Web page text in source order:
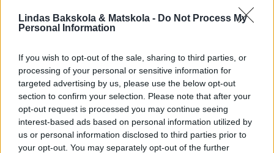
Lindas Bakskola & Matskola - Do Not Process My
Personal Information
If you wish to opt-out of the sale, sharing to third parties, or
processing of your personal or sensitive information for
targeted advertising by us, please use the below opt-out
section to confirm your selection. Please note that after your
opt-out request is processed you may continue seeing
interest-based ads based on personal information utilized by
us or personal information disclosed to third parties prior to
your opt-out. You may separately opt-out of the further
Här hittar du fler goda julrecept att baka!
Följ Lindas bakskola NYTTIGA RECEPT konto på
Instagram – klicka här!